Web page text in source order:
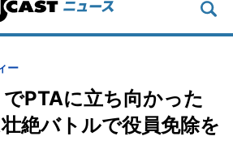
ー
PTAに立ち向かった
絶バトルで役員免除を